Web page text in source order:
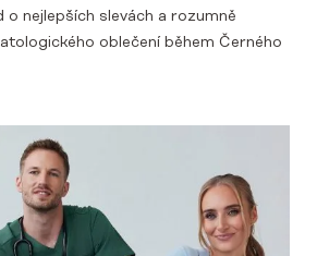
nejlepších slevách a rozumně
oblečení během Černého